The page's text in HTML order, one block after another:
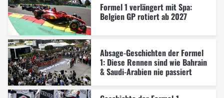
Formel 1 verlängert mit Spa:
Belgien GP rotiert ab 2027
Absage-Geschichten der Formel
1: Diese Rennen sind wie Bahrain
& Saudi-Arabien nie passiert